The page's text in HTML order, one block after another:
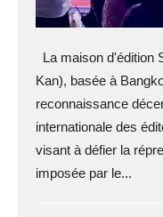
La maison d'édition
Kan), basée à
reconnaissance
internationale des
visant à défier la
imposée par le...